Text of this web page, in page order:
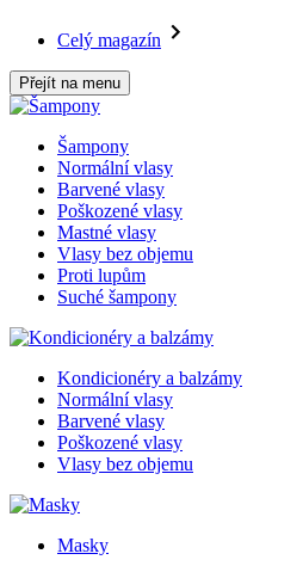
Celý magazín
Přejít na menu
Šampony
Normální vlasy
Barvené vlasy
Poškozené vlasy
Mastné vlasy
Vlasy bez objemu
Proti lupům
Suché šampony
Kondicionéry a balzámy
Normální vlasy
Barvené vlasy
Poškozené vlasy
Vlasy bez objemu
Masky